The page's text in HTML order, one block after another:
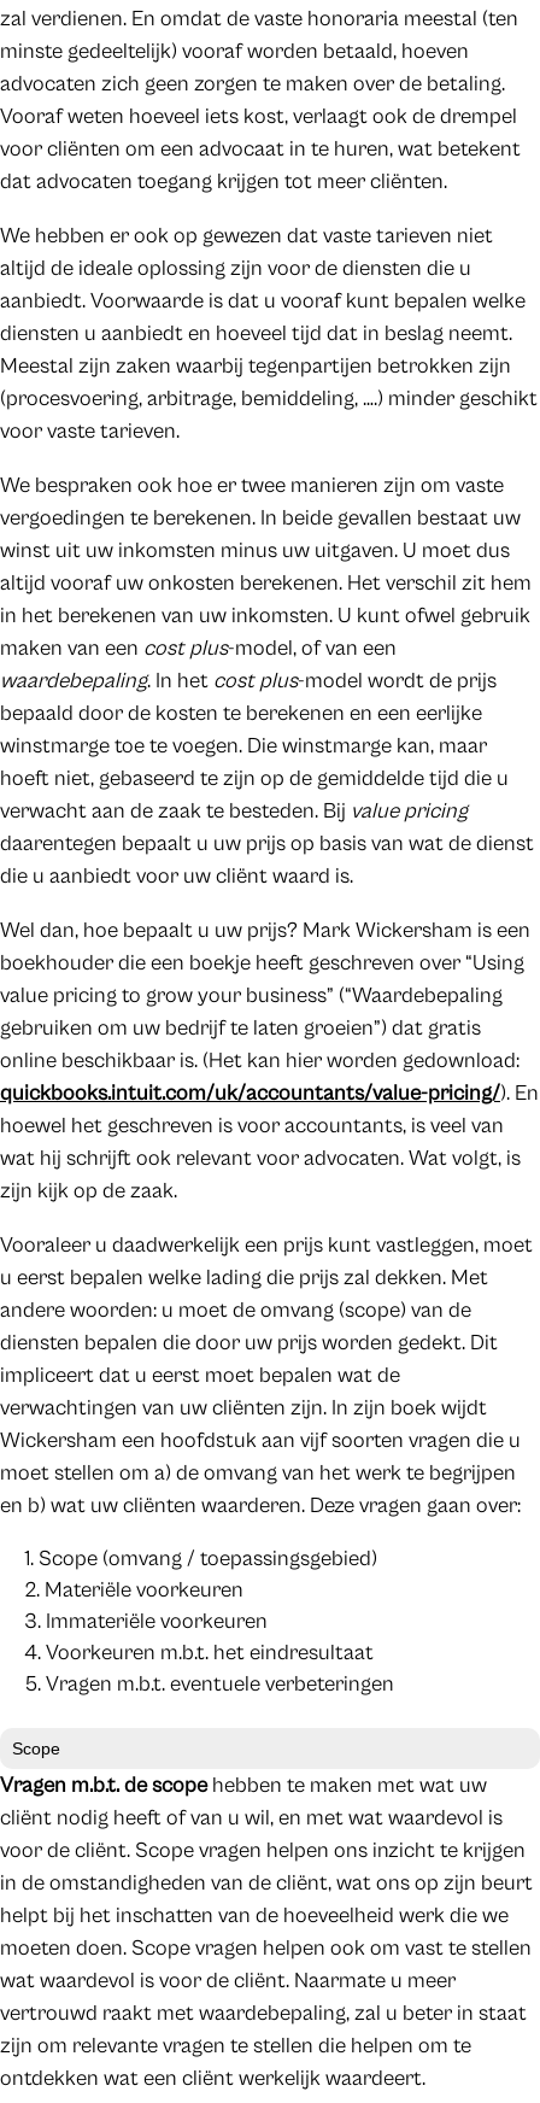
zal verdienen. En omdat de vaste honoraria meestal (ten
minste gedeeltelijk) vooraf worden betaald, hoeven
advocaten zich geen zorgen te maken over de betaling.
Vooraf weten hoeveel iets kost, verlaagt ook de drempel
voor cliënten om een advocaat in te huren, wat betekent
dat advocaten toegang krijgen tot meer cliënten.
We hebben er ook op gewezen dat vaste tarieven niet
altijd de ideale oplossing zijn voor de diensten die u
aanbiedt. Voorwaarde is dat u vooraf kunt bepalen welke
diensten u aanbiedt en hoeveel tijd dat in beslag neemt.
Meestal zijn zaken waarbij tegenpartijen betrokken zijn
(procesvoering, arbitrage, bemiddeling, ….) minder geschikt
voor vaste tarieven.
We bespraken ook hoe er twee manieren zijn om vaste
vergoedingen te berekenen. In beide gevallen bestaat uw
winst uit uw inkomsten minus uw uitgaven. U moet dus
altijd vooraf uw onkosten berekenen. Het verschil zit hem
in het berekenen van uw inkomsten. U kunt ofwel gebruik
maken van een cost plus-model, of van een
waardebepaling. In het cost plus-model wordt de prijs
bepaald door de kosten te berekenen en een eerlijke
winstmarge toe te voegen. Die winstmarge kan, maar
hoeft niet, gebaseerd te zijn op de gemiddelde tijd die u
verwacht aan de zaak te besteden. Bij value pricing
daarentegen bepaalt u uw prijs op basis van wat de dienst
die u aanbiedt voor uw cliënt waard is.
Wel dan, hoe bepaalt u uw prijs? Mark Wickersham is een
boekhouder die een boekje heeft geschreven over “Using
value pricing to grow your business” (“Waardebepaling
gebruiken om uw bedrijf te laten groeien”) dat gratis
online beschikbaar is. (Het kan hier worden gedownload:
quickbooks.intuit.com/uk/accountants/value-pricing/). En
hoewel het geschreven is voor accountants, is veel van
wat hij schrijft ook relevant voor advocaten. Wat volgt, is
zijn kijk op de zaak.
Vooraleer u daadwerkelijk een prijs kunt vastleggen, moet
u eerst bepalen welke lading die prijs zal dekken. Met
andere woorden: u moet de omvang (scope) van de
diensten bepalen die door uw prijs worden gedekt. Dit
impliceert dat u eerst moet bepalen wat de
verwachtingen van uw cliënten zijn. In zijn boek wijdt
Wickersham een hoofdstuk aan vijf soorten vragen die u
moet stellen om a) de omvang van het werk te begrijpen
en b) wat uw cliënten waarderen. Deze vragen gaan over:
Scope (omvang / toepassingsgebied)
Materiële voorkeuren
Immateriële voorkeuren
Voorkeuren m.b.t. het eindresultaat
Vragen m.b.t. eventuele verbeteringen
Scope
Vragen m.b.t. de scopehebben te maken met wat uw
cliënt nodig heeft of van u wil, en met wat waardevol is
voor de cliënt. Scope vragen helpen ons inzicht te krijgen
in de omstandigheden van de cliënt, wat ons op zijn beurt
helpt bij het inschatten van de hoeveelheid werk die we
moeten doen. Scope vragen helpen ook om vast te stellen
wat waardevol is voor de cliënt. Naarmate u meer
vertrouwd raakt met waardebepaling, zal u beter in staat
zijn om relevante vragen te stellen die helpen om te
ontdekken wat een cliënt werkelijk waardeert.